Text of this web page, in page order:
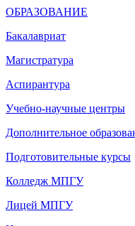
ОБРАЗОВАНИЕ
Бакалавриат
Магистратура
Аспирантура
Учебно-научные центры
Дополнительное
Подготовительные курсы
Колледж МПГУ
Лицей МПГУ